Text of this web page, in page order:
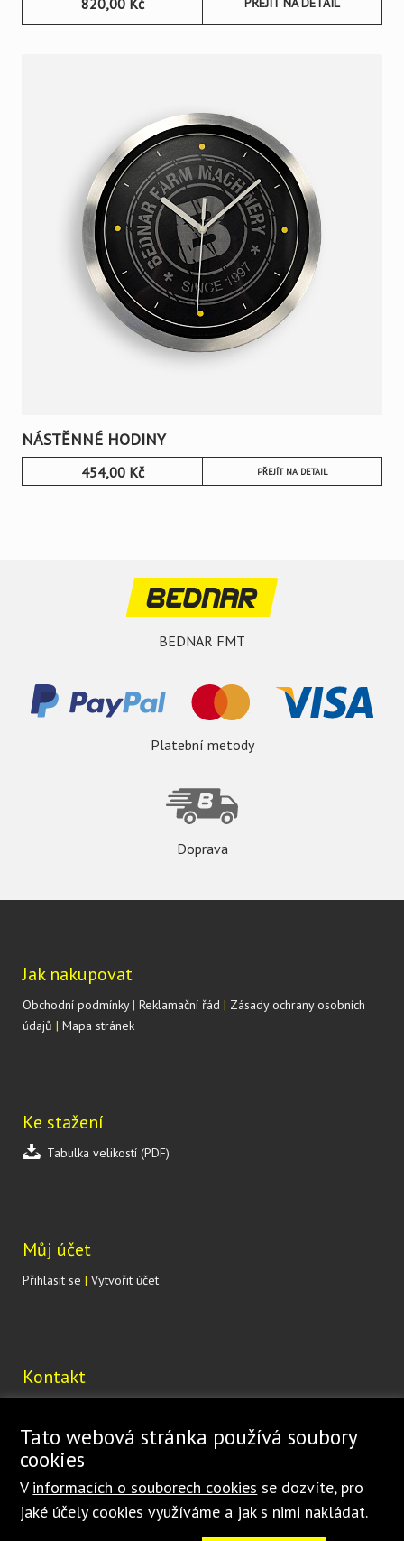
NÁSTĚNNÉ HODINY
454,00 Kč PŘEJÍT NA DETAIL
BEDNAR FMT
Platební metody
Doprava
Jak nakupovat
Obchodní podmínky| Reklamační řád | Zásady ochrany osobních
údajů | Mapa stránek
Ke stažení
Tabulka velikostí (PDF)
Můj účet
Přihlásit se | Vytvořit účet
Kontakt
190 17 Praha 9 Vinoř
ČESKÁ REPUBLIKA
shop@bednar.com
Tato webová stránka používá soubory
cookies
V informacích o souborech cookies se dozvíte, pro
jaké účely cookies využíváme a jak s nimi nakládat.